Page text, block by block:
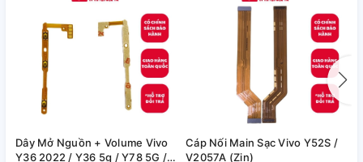
Dây Mở Nguồn + Volume Vivo
Y36 2022 / Y36 5g / Y78 5G /
Cáp Nối Main Sạc Vivo Y52S /
V2057A (Zin)